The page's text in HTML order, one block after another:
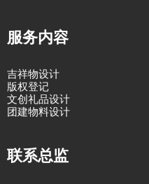
服务内容
吉祥物设计
版权登记
文创礼品设计
团建物料设计
联系总监